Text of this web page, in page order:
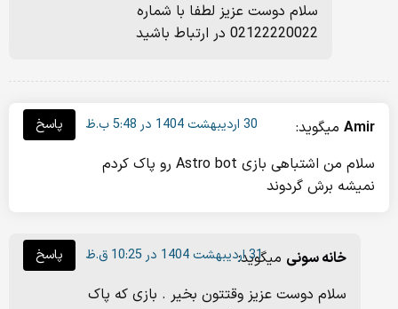
سلام دوست عزیز لطفا با شماره
02122220022 در ارتباط باشید
Amir میگوید:
سلام من اشتباهی بازی Astro bot رو پاک کردم
نمیشه برش گردوند
30 اردیبهشت 1404 در 5:48 ب.ظ پاسخ
خانه سونی میگوید:
سلام دوست عزیز وقتتون بخیر . بازی که پاک
31 اردیبهشت 1404 در 10:25 ق.ظ پاسخ